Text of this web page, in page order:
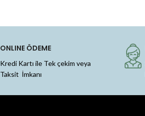
ONLINE ÖDEME
Kredi Kartı ile Tek çekim veya
Taksit İmkanı